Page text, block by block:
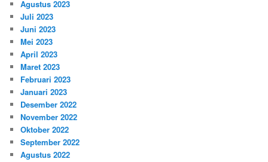
Agustus 2023
Juli 2023
Juni 2023
Mei 2023
April 2023
Maret 2023
Februari 2023
Januari 2023
Desember 2022
November 2022
Oktober 2022
September 2022
Agustus 2022